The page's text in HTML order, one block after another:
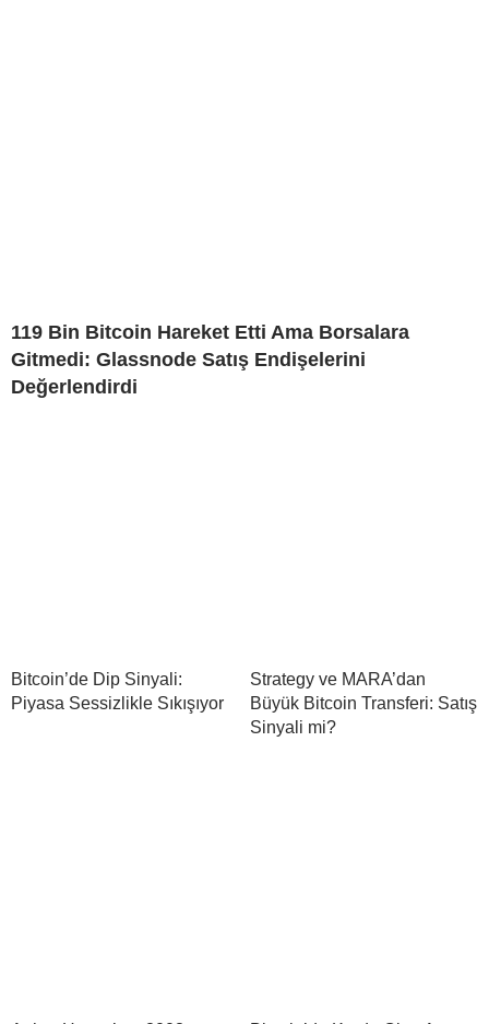
119 Bin Bitcoin Hareket Etti Ama Borsalara
Gitmedi: Glassnode Satış Endişelerini
Değerlendirdi
Bitcoin’de Dip Sinyali:
Piyasa Sessizlikle Sıkışıyor
Strategy ve MARA’dan
Büyük Bitcoin Transferi: Satış
Sinyali mi?